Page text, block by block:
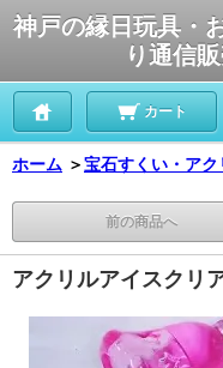
神戸の縁日玩具・
り通信
カート
ホーム ＞宝石すくい・アク
前の商品へ
アクリルアイスク